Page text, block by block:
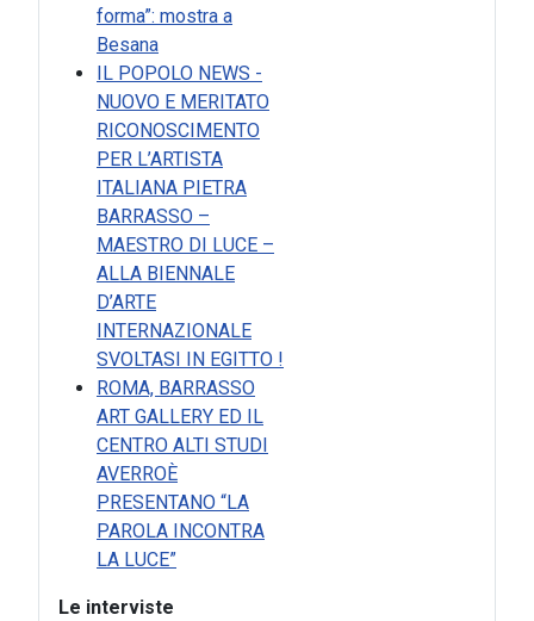
forma”: mostra a
Besana
IL POPOLO NEWS -
NUOVO E MERITATO
RICONOSCIMENTO
PER L’ARTISTA
ITALIANA PIETRA
BARRASSO –
MAESTRO DI LUCE –
ALLA BIENNALE
D’ARTE
INTERNAZIONALE
SVOLTASI IN EGITTO !
ROMA, BARRASSO
ART GALLERY ED IL
CENTRO ALTI STUDI
AVERROÈ
PRESENTANO “LA
PAROLA INCONTRA
LA LUCE”
Le interviste